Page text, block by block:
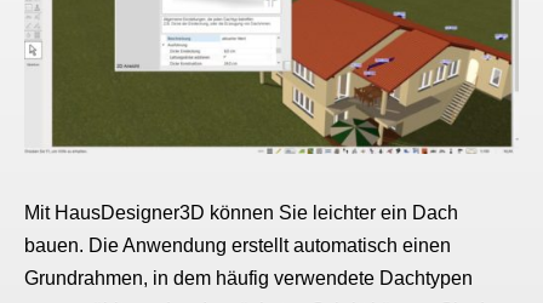
Mit HausDesigner3D können Sie leichter ein Dach
bauen. Die Anwendung erstellt automatisch einen
Grundrahmen, in dem häufig verwendete Dachtypen